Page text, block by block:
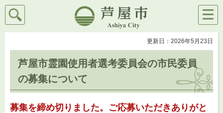
芦屋市
検索
メニ
ュー
更新日：2026年5月23日
芦屋市霊園使用者選考委員会の市民委員
の募集について
募集を締め切りました。ご応募いただきありがと